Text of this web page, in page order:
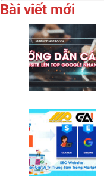
Bài viết mới